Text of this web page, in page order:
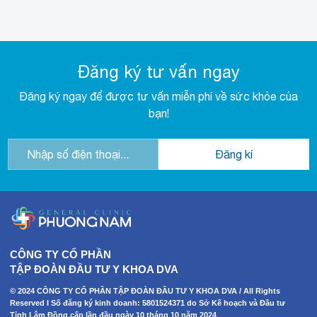
Đăng ký tư vấn ngay
Đăng ký ngay để được tư vấn miễn phí về sức khỏe của
bạn!
CÔNG TY CỔ PHẦN
TẬP ĐOÀN ĐẦU TƯ Y KHOA DVA
© 2024 CÔNG TY CỔ PHẦN TẬP ĐOÀN ĐẦU TƯ Y KHOA DVA / All Rights
Reserved I Số đăng ký kinh doanh: 5801524371 do Sở Kế hoạch và Đầu tư
Tỉnh Lâm Đồng cấp lần đầu ngày 10 tháng 10 năm 2024